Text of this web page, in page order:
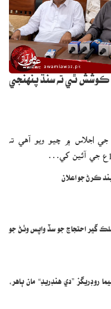
ڪوشش ٿي ته سنڌ پنهنجي
اجلاس ۾ چيو ويو آهي ته
9 آگسٽ تي ملڪ گير احتجاج جو سڏ واپس وٺڻ جو
روڊريگز ”دي هنڊريڊ“ مان ٻاهر،